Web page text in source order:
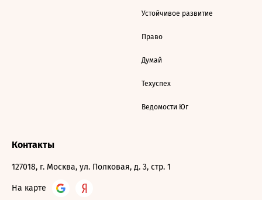
Устойчивое развитие
Право
Думай
Техуспех
Ведомости Юг
Контакты
127018, г. Москва, ул. Полковая, д. 3, стр. 1
На карте